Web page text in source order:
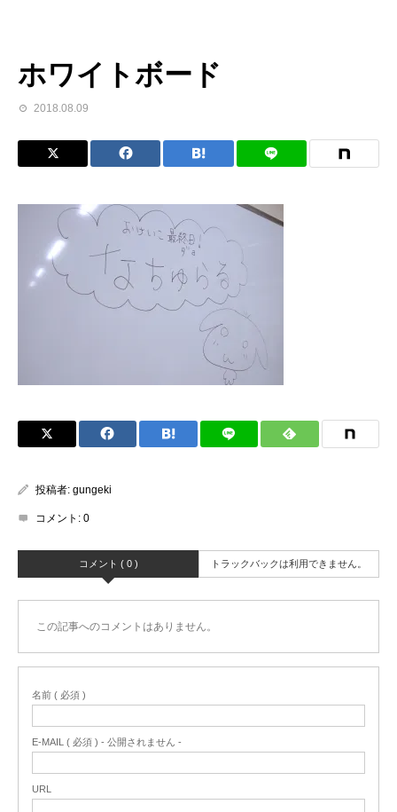
ホワイトボード
2018.08.09
投稿者: gungeki
コメント: 0
コメント ( 0 ) トラックバックは利用できません。
この記事へのコメントはありません。
名前 ( 必須 )
E-MAIL ( 必須 ) - 公開されません -
URL